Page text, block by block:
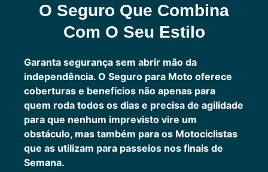
O Seguro Que Combina
Com O Seu Estilo
Garanta segurança sem abrir mão da
independência. O Seguro para Moto oferece
coberturas e benefícios não apenas para
quem roda todos os dias e precisa de agilidade
para que nenhum imprevisto vire um
obstáculo, mas também para os Motociclistas
que as utilizam para passeios nos finais de
Semana.